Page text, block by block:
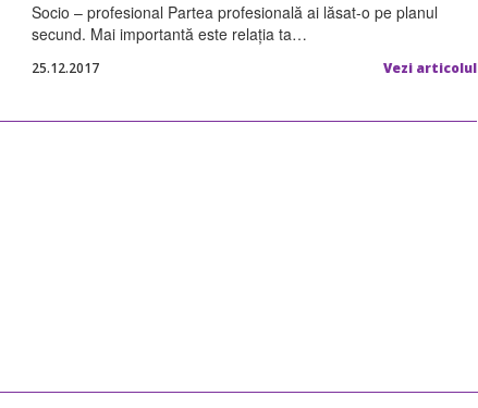
Socio – profesional Partea profesională ai lăsat-o pe planul
secund. Mai importantă este relaţia ta…
25.12.2017 Vezi articolul